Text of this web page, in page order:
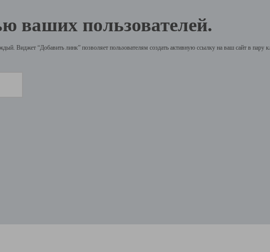
ваших пользователей.
Виджет “Добавить линк” позволяет пользователям создать активную ссылку на ваш сайт в пару